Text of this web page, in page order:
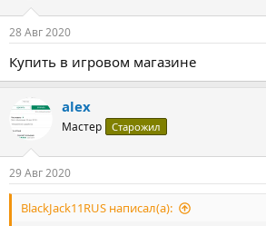
28 Авг 2020
Купить в игровом магазине
alex
Мастер Старожил
29 Авг 2020
BlackJack11RUS написал(а):